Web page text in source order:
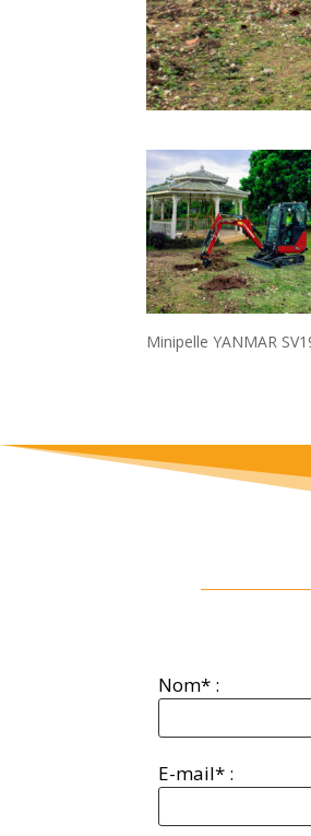
Minipelle YANMAR
Nom* :
E-mail* :